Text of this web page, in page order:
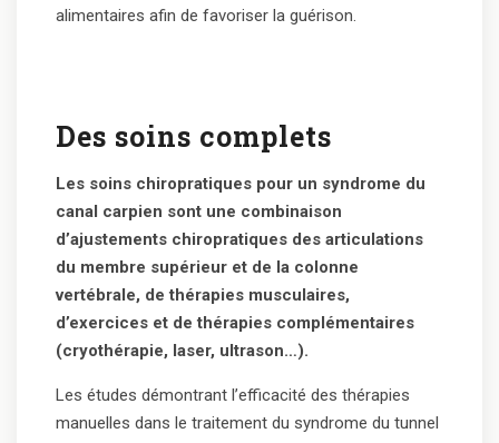
alimentaires afin de favoriser la guérison.
Des soins complets
Les soins chiropratiques pour un syndrome du
canal carpien sont une combinaison
d’ajustements chiropratiques des articulations
du membre supérieur et de la colonne
vertébrale, de thérapies musculaires,
d’exercices et de thérapies complémentaires
(cryothérapie, laser, ultrason…).
Les études démontrant l’efficacité des thérapies
manuelles dans le traitement du syndrome du tunnel